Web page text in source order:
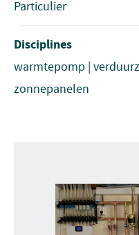
Particulier
Disciplines
warmtepomp |
zonnepanelen